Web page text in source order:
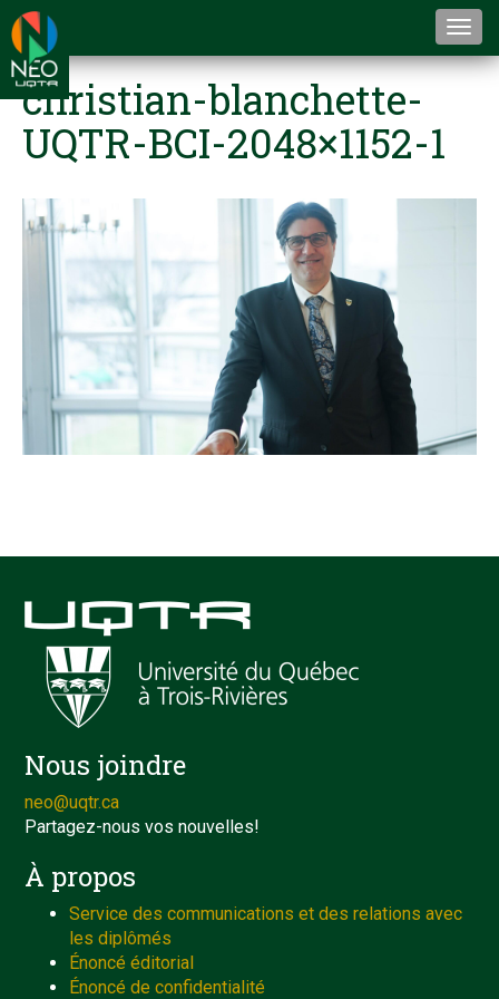
christian-blanchette-
UQTR-BCI-2048×1152-1
Nous joindre
neo@uqtr.ca
Partagez-nous vos nouvelles!
À propos
Service des communications et des relations avec
les diplômés
Énoncé éditorial
Énoncé de confidentialité